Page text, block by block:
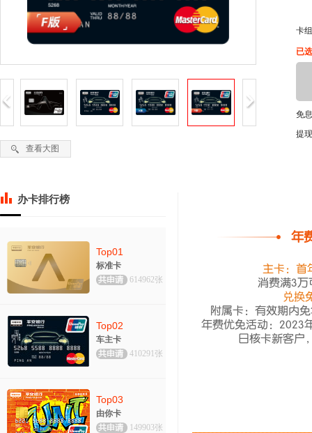
查看大图
卡
已
免
提
办卡排行榜
Top01
标准卡
614962张
Top02
车主卡
410291张
Top03
由你卡
149903张
年
主卡：首
消费满3万
兑换
附属卡：有效期内
年费优免活动：2023
日核卡新客户